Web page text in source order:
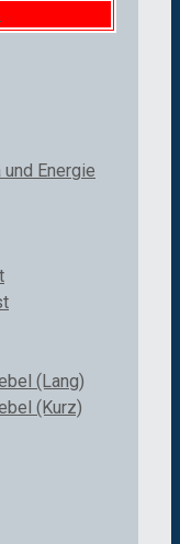
Energie
(Lang)
(Kurz)